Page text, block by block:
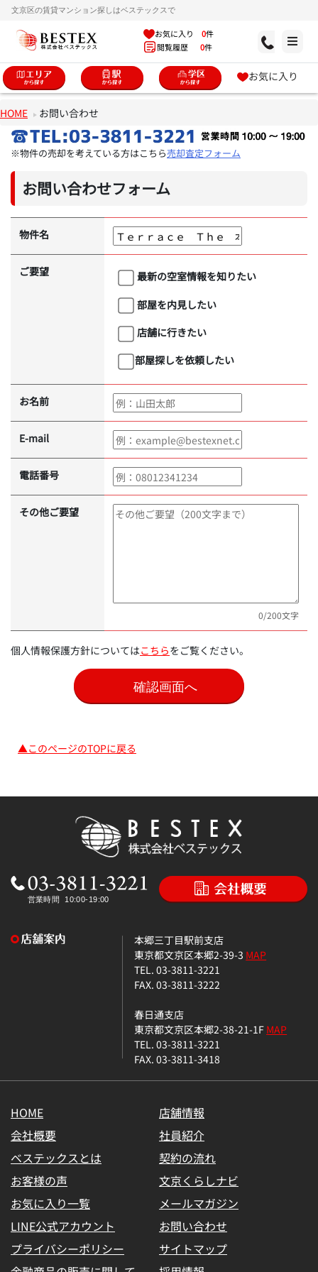
文京区の賃貸マンション探しはベステックスで
お気に入り 0件
閲覧履歴 0件
お気に入り
HOME お問い合わせ
※物件の売却を考えている方はこちら売却査定フォーム
お問い合わせフォーム
物件名
ご要望
最新の空室情報を知りたい
部屋を内見したい
店舗に行きたい
部屋探しを依頼したい
お名前
E-mail
電話番号
その他ご要望
0/200文字
個人情報保護方針についてはこちらをご覧ください。
▲このページのTOPに戻る
本郷三丁目駅前支店
東京都文京区本郷2-39-3 MAP
TEL. 03-3811-3221
FAX. 03-3811-3222
春日通支店
東京都文京区本郷2-38-21-1FMAP
TEL. 03-3811-3221
FAX. 03-3811-3418
HOME
店舗情報
会社概要
社員紹介
ベステックスとは
契約の流れ
お客様の声
文京くらしナビ
お気に入り一覧
メールマガジン
LINE公式アカウント
お問い合わせ
プライバシーポリシー
サイトマップ